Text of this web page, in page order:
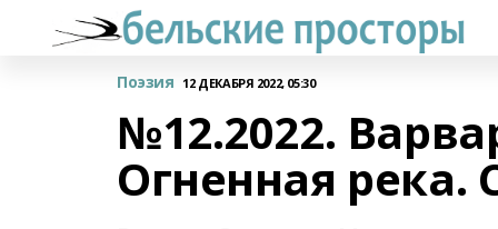
Поэзия 12 ДЕКАБРЯ 2022, 05:30
№12.2022.
Огненная река.